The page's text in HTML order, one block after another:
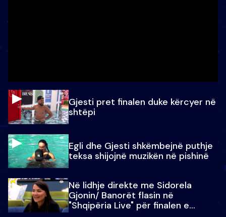
Gjesti pret finalen duke kërcyer në
shtëpi
Egli dhe Gjesti shkëmbejnë puthje
teksa shijojnë muzikën në pishinë
Në lidhje direkte me Sidorela
Gjonin/ Banorët flasin në
"Shqipëria Live" për finalen e